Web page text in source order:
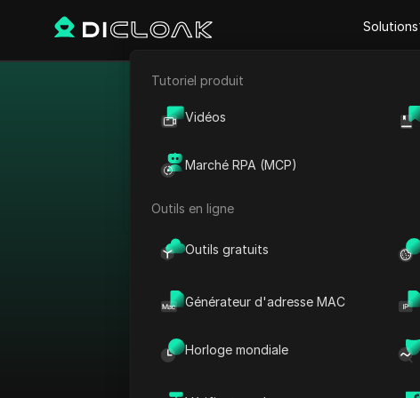
Solutions
E-commerce
Tutoriel produit
Vidéos
Marché RPA (MCP)
Outils en ligne
Outils gratuits
Générateur d'adresse MAC
Horloge mondiale
Contourner
Plateforme
AdMob
Pays